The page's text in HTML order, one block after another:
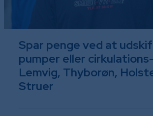
Spar penge ved at
pumper eller
Lemvig, Thyborøn,
Struer